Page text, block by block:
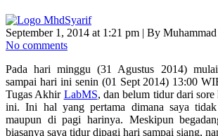
September 1, 2014 at 1:21 pm | By
No comments
Pada hari minggu (31 Agustus 2014)
sampai hari ini senin (01 Sept 2014) 13:00
Tugas Akhir LabMS, dan belum tidur dari sore
ini. Ini hal yang pertama dimana saya
maupun di pagi harinya. Meskipun
biasanya saya tidur dipagi hari sampai siang,